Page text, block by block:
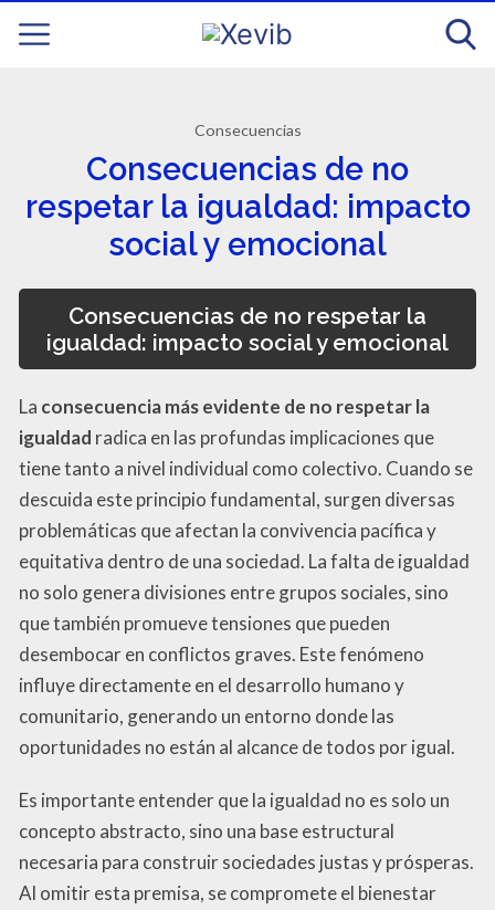
Consecuencias
Consecuencias de no
respetar la igualdad: impacto
social y emocional
Consecuencias de no respetar la
igualdad: impacto social y emocional
La consecuencia más evidente de no respetar la
igualdad radica en las profundas implicaciones que
tiene tanto a nivel individual como colectivo. Cuando se
descuida este principio fundamental, surgen diversas
problemáticas que afectan la convivencia pacífica y
equitativa dentro de una sociedad. La falta de igualdad
no solo genera divisiones entre grupos sociales, sino
que también promueve tensiones que pueden
desembocar en conflictos graves. Este fenómeno
influye directamente en el desarrollo humano y
comunitario, generando un entorno donde las
oportunidades no están al alcance de todos por igual.
Es importante entender que la igualdad no es solo un
concepto abstracto, sino una base estructural
necesaria para construir sociedades justas y prósperas.
Al omitir esta premisa, se compromete el bienestar